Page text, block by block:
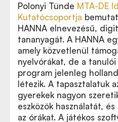
Polonyi Tünde MTA-DE
Kutatócsoportja
HANNA elnevezésű,
tananyagát. A HANNA
amely közvetlenül
nyelvórákat, de a
program jelenleg
létezik. A tapasztalatuk
gyerekek nagyon
eszközök használatát,
az órákat. A játékos